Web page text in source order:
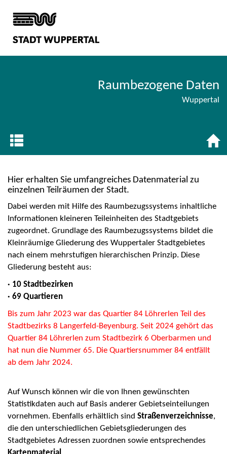
Raumbezogene Daten
Wuppertal
Hier erhalten Sie umfangreiches Datenmaterial zu
einzelnen Teilräumen der Stadt.
Dabei werden mit Hilfe des Raumbezugssystems inhaltliche
Informationen kleineren Teileinheiten des Stadtgebiets
zugeordnet. Grundlage des Raumbezugssystems bildet die
Kleinräumige Gliederung des Wuppertaler Stadtgebietes
nach einem mehrstufigen hierarchischen Prinzip. Diese
Gliederung besteht aus:
· 10 Stadtbezirken
· 69 Quartieren
Bis zum Jahr 2023 war das Quartier 84 Löhrerlen Teil des
Stadtbezirks 8 Langerfeld-Beyenburg. Seit 2024 gehört das
Quartier 84 Löhrerlen zum Stadtbezirk 6 Oberbarmen und
hat nun die Nummer 65. Die Quartiersnummer 84 entfällt
ab dem Jahr 2024.
Auf Wunsch können wir die von Ihnen gewünschten
Statistikdaten auch auf Basis anderer Gebietseinteilungen
vornehmen. Ebenfalls erhältlich sind Straßenverzeichnisse,
die den unterschiedlichen Gebietsgliederungen des
Stadtgebietes Adressen zuordnen sowie entsprechendes